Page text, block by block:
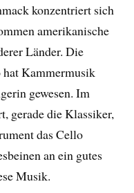
konzentriert sich
amerikanische
Länder. Die
Kammermusik
gewesen. Im
gerade die Klassiker,
das Cello
an ein gutes
Musik.